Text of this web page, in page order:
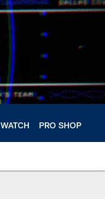
WATCH PRO SHOP